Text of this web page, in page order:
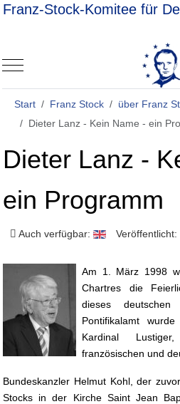
Franz-Stock-Komitee für
Mobile Menu Toggle
Start Franz Stock über Franz
Dieter Lanz - Kein Name - ein
Dieter Lanz -
ein Programm
Auch verfügbar:
Am 1. März 1998
Chartres die
dieses
Pontifikalamt
Kardinal
französischen und
Bundeskanzler Helmut Kohl, der
Stocks in der Kirche Saint Jean